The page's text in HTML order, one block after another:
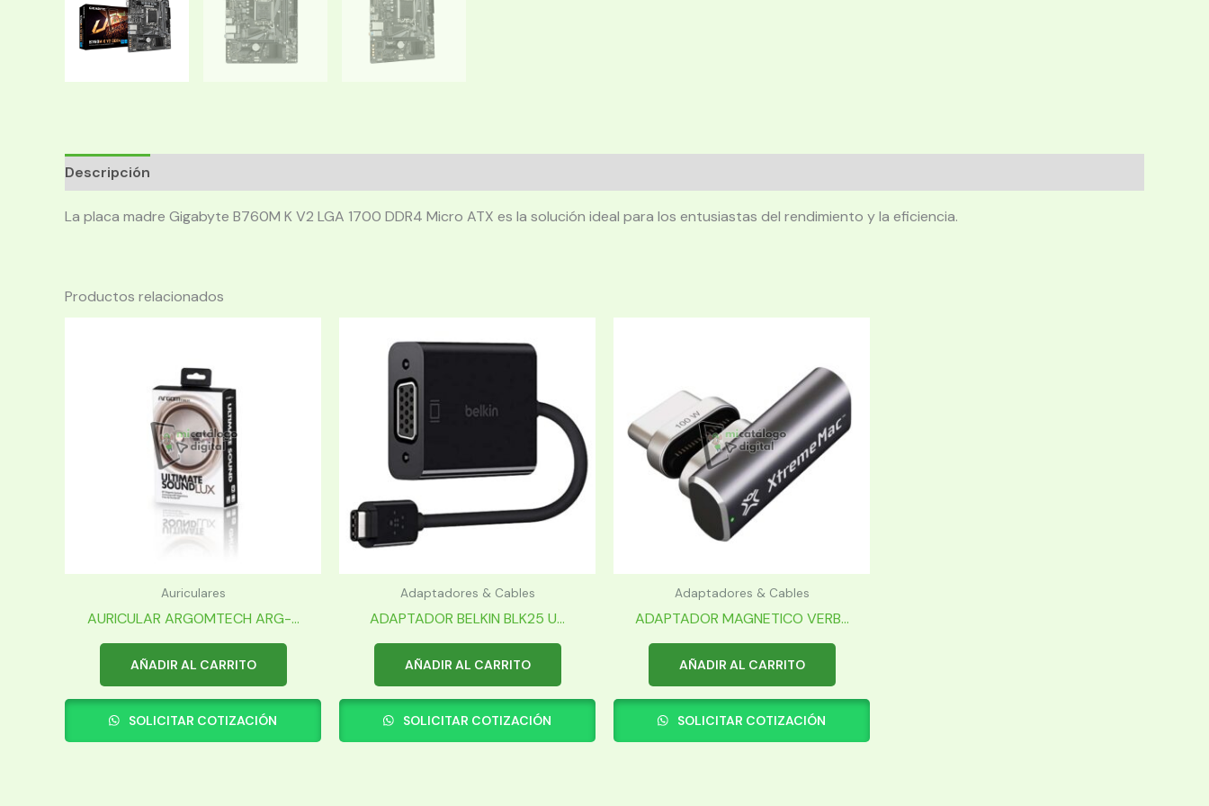
Descripción
La placa madre Gigabyte B760M K V2 LGA 1700 DDR4 Micro ATX es la solución ideal para los entusiastas del rendimiento y la eficiencia.
Productos relacionados
Auriculares
AURICULAR ARGOMTECH ARG-...
AÑADIR AL CARRITO
SOLICITAR COTIZACIÓN
Adaptadores & Cables
ADAPTADOR BELKIN BLK25 U...
AÑADIR AL CARRITO
SOLICITAR COTIZACIÓN
Adaptadores & Cables
ADAPTADOR MAGNETICO VERB...
AÑADIR AL CARRITO
SOLICITAR COTIZACIÓN